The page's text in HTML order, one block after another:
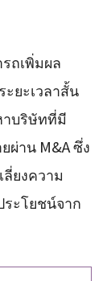
ถเพิ่มผล
ยะเวลาสั้น
บริษัทที่มี
ผ่าน M&A ซึ่ง
ยงความ
ะโยชน์จาก